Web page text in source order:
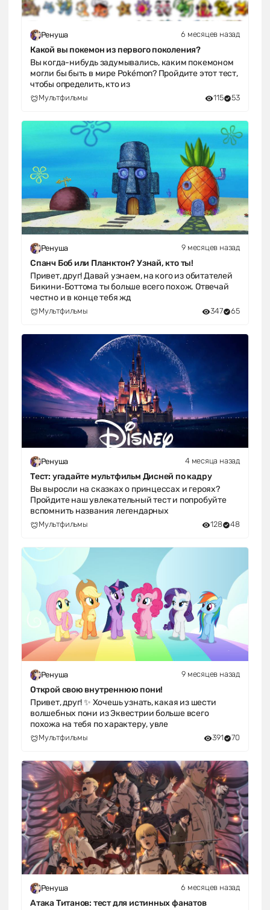
Ренуша 6 месяцев назад
Какой вы покемон из первого поколения?
Вы когда-нибудь задумывались, каким покемоном
могли бы быть в мире Pokémon? Пройдите этот тест,
чтобы определить, кто из
Мультфильмы 115 53
Ренуша 9 месяцев назад
Спанч Боб или Планктон? Узнай, кто ты!
Привет, друг! Давай узнаем, на кого из обитателей
Бикини‑Боттома ты больше всего похож. Отвечай
честно и в конце тебя жд
Мультфильмы 347 65
Ренуша 4 месяца назад
Тест: угадайте мультфильм Дисней по кадру
Вы выросли на сказках о принцессах и героях?
Пройдите наш увлекательный тест и попробуйте
вспомнить названия легендарных
Мультфильмы 128 48
Ренуша 9 месяцев назад
Открой свою внутреннюю пони!
Привет, друг! ✨ Хочешь узнать, какая из шести
волшебных пони из Эквестрии больше всего
похожа на тебя по характеру, увле
Мультфильмы 391 70
Ренуша 6 месяцев назад
Атака Титанов: тест для истинных фанатов